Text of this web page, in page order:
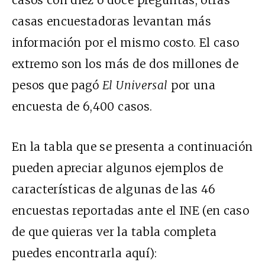
casas encuestadoras levantan más
información por el mismo costo. El caso
extremo son los más de dos millones de
pesos que pagó El Universal por una
encuesta de 6,400 casos.
En la tabla que se presenta a continuación
pueden apreciar algunos ejemplos de
características de algunas de las 46
encuestas reportadas ante el INE (en caso
de que quieras ver la tabla completa
puedes encontrarla aquí):